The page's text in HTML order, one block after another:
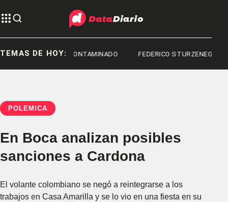
TEMAS DE HOY:
FENTANILO CONTAMINADO FEDERICO STURZENEGGER
POLÉMICA
En Boca analizan posibles
sanciones a Cardona
El volante colombiano se negó a reintegrarse a los
trabajos en Casa Amarilla y se lo vio en una fiesta en su